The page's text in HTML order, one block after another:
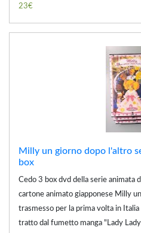
23€
Milly un giorno dopo l'altro
box
Cedo 3 box dvd della serie animata
cartone animato giapponese Milly
trasmesso per la prima volta in
tratto dal fumetto manga "Lady